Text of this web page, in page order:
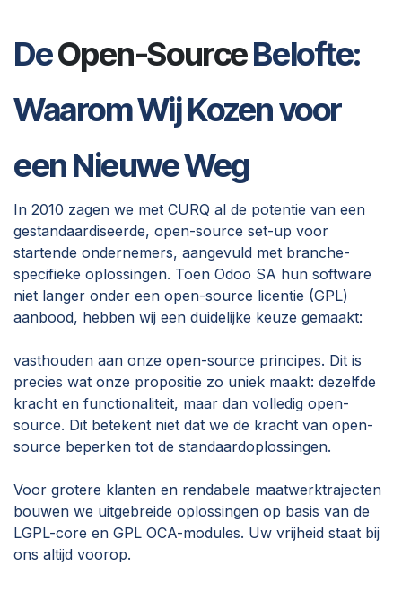
DeOpen-SourceBelofte:
Waarom Wij Kozen voor
een Nieuwe Weg
In 2010 zagen we met CURQ al de potentie van een
gestandaardiseerde, open-source set-up voor
startende ondernemers, aangevuld met branche-
specifieke oplossingen. Toen Odoo SA hun software
niet langer onder een open-source licentie (GPL)
aanbood, hebben wij een duidelijke keuze gemaakt:
vasthouden aan onze open-source principes. Dit is
precies wat onze propositie zo uniek maakt: dezelfde
kracht en functionaliteit, maar dan volledig open-
source. Dit betekent niet dat we de kracht van open-
source beperken tot de standaardoplossingen.
Voor grotere klanten en rendabele maatwerktrajecten
bouwen we uitgebreide oplossingen op basis van de
LGPL-core en GPL OCA-modules. Uw vrijheid staat bij
ons altijd voorop.